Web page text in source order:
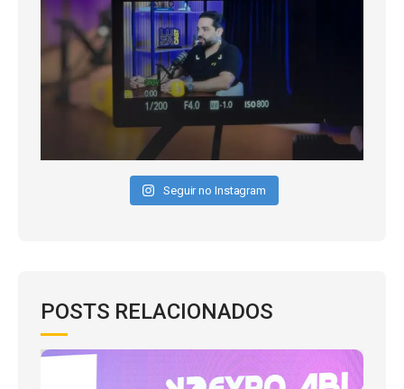
Seguir no Instagram
POSTS RELACIONADOS